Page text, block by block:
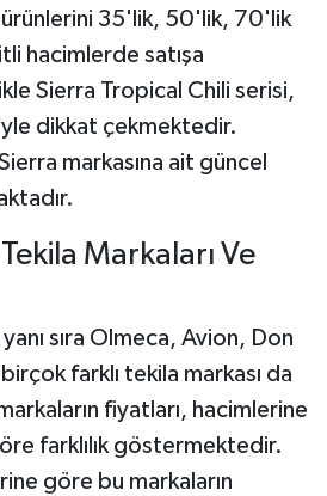
ürünlerini 35'lik, 50'lik, 70'lik
hacimlerde satışa
Sierra Tropical Chili serisi,
dikkat çekmektedir.
markasına ait güncel
Markaları Ve
sıra Olmeca, Avion, Don
farklı tekila markası da
fiyatları, hacimlerine
farklılık göstermektedir.
göre bu markaların